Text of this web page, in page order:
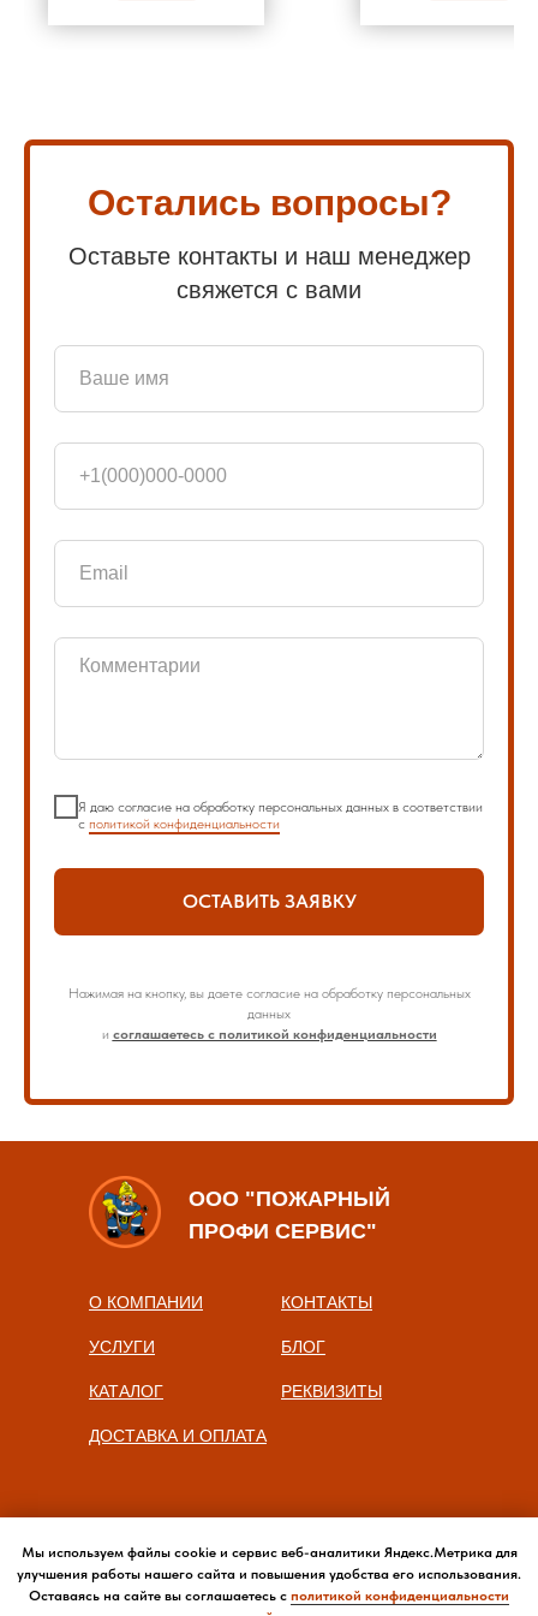
Остались вопросы?
Оставьте контакты и наш менеджер
свяжется с вами
Я даю согласие на обработку персональных данных в соответствии
с политикой конфиденциальности
ОСТАВИТЬ ЗАЯВКУ
Нажимая на кнопку, вы даете согласие на обработку персональных
данных
и соглашаетесь с политикой конфиденциальности
ООО "ПОЖАРНЫЙ
ПРОФИ СЕРВИС"
О КОМПАНИИ
УСЛУГИ
КАТАЛОГ
ДОСТАВКА И ОПЛАТА
КОНТАКТЫ
РЕКВИЗИТЫ
БЛОГ
Мы используем файлы cookie и сервис веб-аналитики Яндекс.Метрика для
улучшения работы нашего сайта и повышения удобства его использования.
Оставаясь на сайте вы соглашаетесь с политикой конфиденциальности